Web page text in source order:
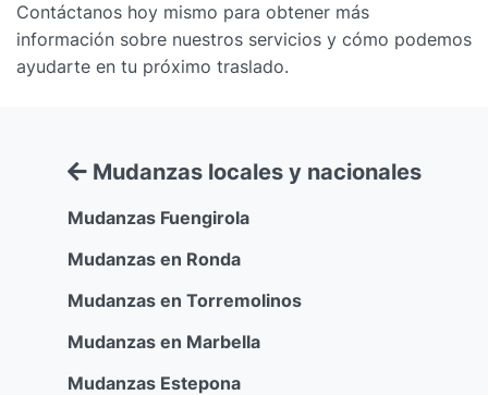
Contáctanos hoy mismo para obtener más
información sobre nuestros servicios y cómo podemos
ayudarte en tu próximo traslado.
Mudanzas locales y nacionales
Mudanzas Fuengirola
Mudanzas en Ronda
Mudanzas en Torremolinos
Mudanzas en Marbella
Mudanzas Estepona